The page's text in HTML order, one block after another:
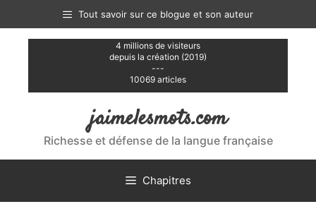
contenu
Tout savoir sur ce blogue et son auteur
4 millions de visiteurs
depuis la création (2019)
---
10069 articles
jaimelesmots.com
Richesse et défense de la langue française
Chapitres